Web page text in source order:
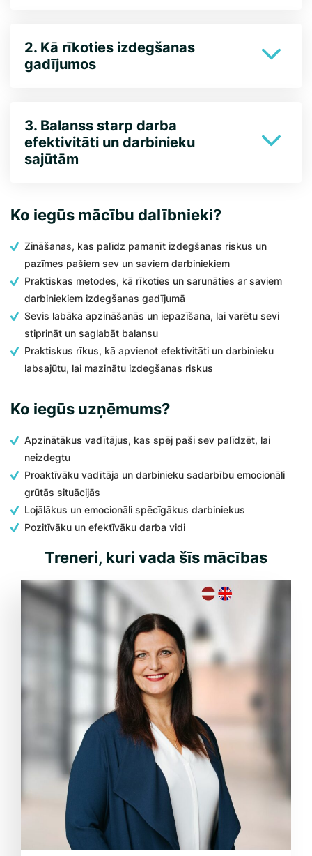
2. Kā rīkoties izdegšanas
gadījumos
3. Balanss starp darba
efektivitāti un darbinieku
sajūtām
Ko iegūs mācību dalībnieki?
Zināšanas, kas palīdz pamanīt izdegšanas riskus un
pazīmes pašiem sev un saviem darbiniekiem
Praktiskas metodes, kā rīkoties un sarunāties ar saviem
darbiniekiem izdegšanas gadījumā
Sevis labāka apzināšanās un iepazīšana, lai varētu sevi
stiprināt un saglabāt balansu
Praktiskus rīkus, kā apvienot efektivitāti un darbinieku
labsajūtu, lai mazinātu izdegšanas riskus
Ko iegūs uzņēmums?
Apzinātākus vadītājus, kas spēj paši sev palīdzēt, lai
neizdegtu
Proaktīvāku vadītāja un darbinieku sadarbību emocionāli
grūtās situācijās
Lojālākus un emocionāli spēcīgākus darbiniekus
Pozitīvāku un efektīvāku darba vidi
Treneri, kuri vada šīs mācības